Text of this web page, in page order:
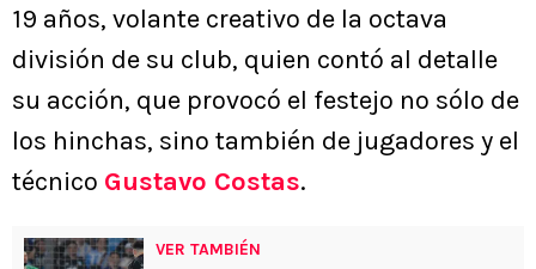
19 años, volante creativo de la octava
división de su club, quien contó al detalle
su acción, que provocó el festejo no sólo de
los hinchas, sino también de jugadores y el
técnico Gustavo Costas.
VER TAMBIÉN